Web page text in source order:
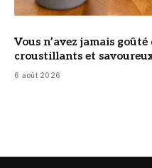
Vous n’avez jamais
croustillants et
6 août 2026